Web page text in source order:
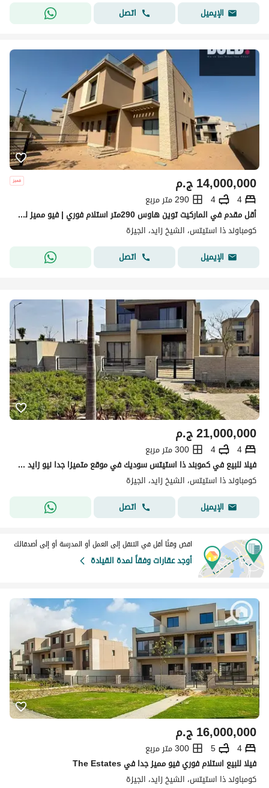
الإيميل اتصل
ج.م14,000,000
4
4
290 متر مربع
أقل مقدم في الماركيت توين هاوس 290متر استلام فوري | فيو مميز للبيع في ذا أستيتس سودك - الشيخ زايد الجديده The Estates SODIC
كومباوند ذا استيتس، الشيخ زايد، الجيزة
الإيميل
اتصل
ج.م21,000,000
4
4
300 متر مربع
فيلا للبيع في كموبند ذا استيتس سوديك في موقع متميزا جدا نيو زايد امام مطار سفنكس
كومباوند ذا استيتس، الشيخ زايد، الجيزة
الإيميل
اتصل
اقض وقتًا أقل في التنقل إلى العمل أو المدرسة أو إلى أصدقائك
أوجد عقارات وفقاً لمدة القيادة
ج.م16,000,000
4
5
300 متر مربع
فيلا للبيع استلام فوري فيو مميز جدا في The Estates
كومباوند ذا استيتس، الشيخ زايد، الجيزة